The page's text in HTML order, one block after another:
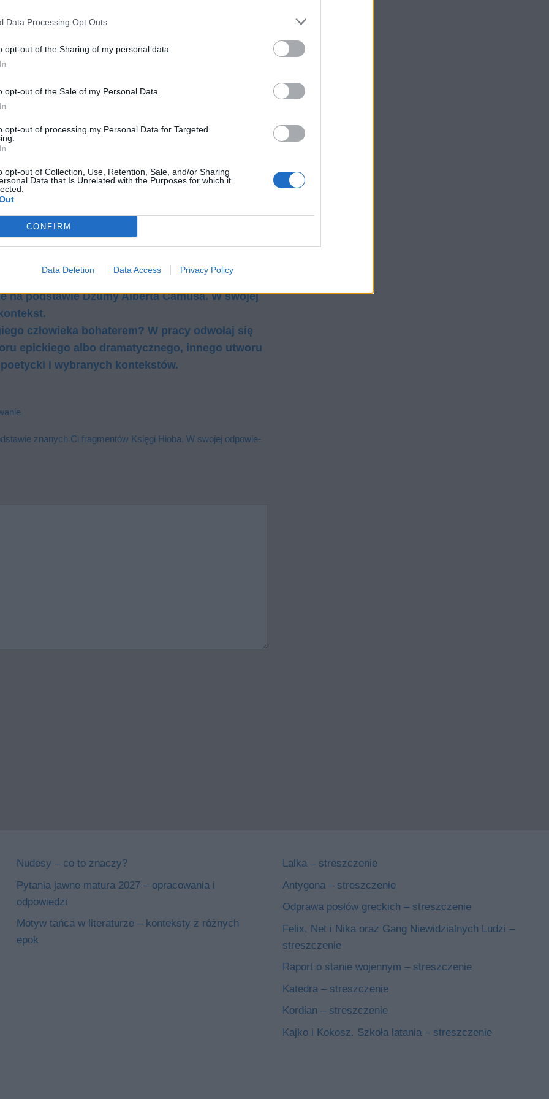
Data Processing Opt Outs
opt-out of the Sharing of my personal data.
opt-out of the Sale of my Personal Data.
opt-out of processing my Personal Data for Targeted
opt-out of Collection, Use, Retention, Sale, and/or Sharing
Data that Is Unrelated with the Purposes for which it
CONFIRM
Data Deletion Data Access Privacy Policy
sytuacja wraca do normy. Bernard Rieux naraża
ludzi. Społeczność Oranu cierpi jako całość, lecz
tragedii.
ile jesteśmy warci i jakie wartości cenimy
społeczeństw, czy narodów. Niekiedy dramat
lub odwrotnie. Nieodmiennie jest to bardzo
zostanie wyczerpany, tak jak nigdy nie
co istnieje cierpienie i czy rzeczywiście ma ono
błędów, lub ogólnego chaosu, jakim jest
utworu? Omów zagadnienie na podstawie
uwzględnij również wybrany kontekst.
Omów zagadnienie na podstawie
uwzględnij również wybrany kontekst.
na pod­sta­wie Dżu­my Al­ber­ta Ca­mu­sa. W swo­jej
człowieka bohaterem? W pra­cy od­wo­łaj się
epic­kie­go albo dra­ma­tycz­ne­go, in­ne­go utwo­ru
i wy­bra­nych kon­tek­stów.
zna­nych Ci frag­men­tów Księ­gi Hio­ba. W swo­jej od­po­wie­
Nudesy – co to znaczy?
Pytania jawne matura 2027 – opracowania i
odpowiedzi
Motyw tańca w literaturze – konteksty z różnych
epok
Lalka – streszczenie
Antygona – streszczenie
Odprawa posłów greckich – streszczenie
Felix, Net i Nika oraz Gang Niewidzialnych Ludzi –
streszczenie
Raport o stanie wojennym – streszczenie
Katedra – streszczenie
Kordian – streszczenie
Kajko i Kokosz. Szkoła latania – streszczenie